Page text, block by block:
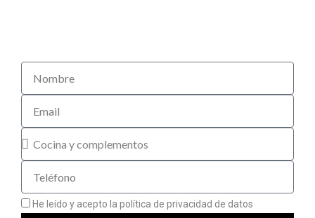
He leído y acepto la política de privacidad de datos